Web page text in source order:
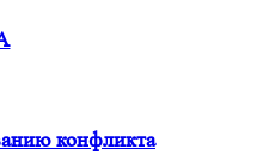
конфликта